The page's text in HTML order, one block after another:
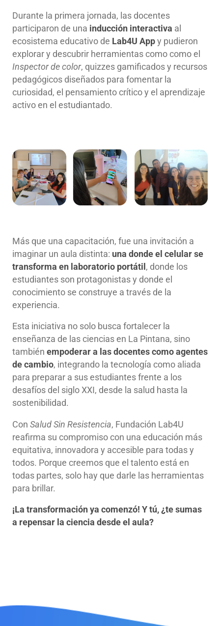
Durante la primera jornada, las docentes
participaron de una inducción interactiva al
ecosistema educativo de Lab4U App y pudieron
explorar y descubrir herramientas como como el
Inspector de color, quizzes gamificados y recursos
pedagógicos diseñados para fomentar la
curiosidad, el pensamiento crítico y el aprendizaje
activo en el estudiantado.
Más que una capacitación, fue una invitación a
imaginar un aula distinta: una donde el celular se
transforma en laboratorio portátil , donde los
estudiantes son protagonistas y donde el
conocimiento se construye a través de la
experiencia.
Esta iniciativa no solo busca fortalecer la
enseñanza de las ciencias en La Pintana, sino
también empoderar a las docentes como agentes
de cambio, integrando la tecnología como aliada
para preparar a sus estudiantes frente a los
desafíos del siglo XXI, desde la salud hasta la
sostenibilidad.
Con Salud Sin Resistencia, Fundación Lab4U
reafirma su compromiso con una educación más
equitativa, innovadora y accesible para todas y
todos. Porque creemos que el talento está en
todas partes, solo hay que darle las herramientas
para brillar.
¡La transformación ya comenzó! Y tú, ¿te sumas
a repensar la ciencia desde el aula?